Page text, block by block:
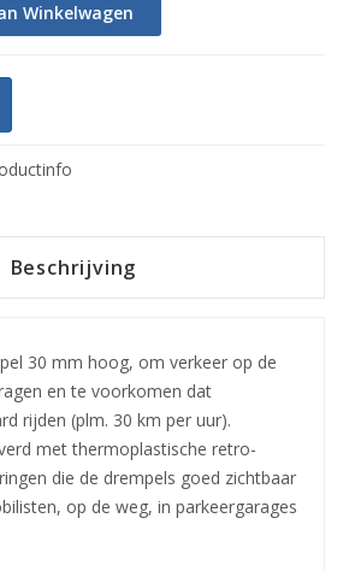
Winkelwagen
Beschrijving
30 mm hoog, om verkeer op de
en te voorkomen dat
rijden (plm. 30 km per uur).
met thermoplastische retro-
die de drempels goed zichtbaar
op de weg, in parkeergarages